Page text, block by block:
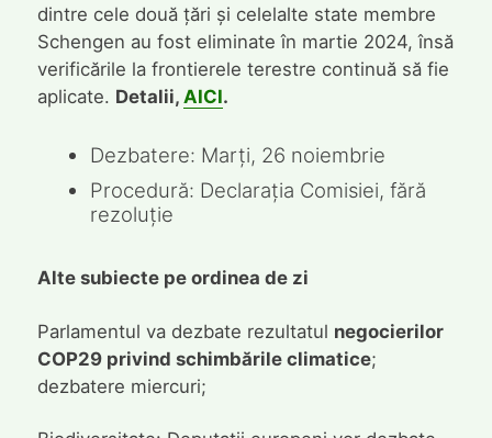
dintre cele două țări și celelalte state membre
Schengen au fost eliminate în martie 2024, însă
verificările la frontierele terestre continuă să fie
aplicate. Detalii, AICI.
Dezbatere: Marți, 26 noiembrie
Procedură: Declarația Comisiei, fără
rezoluție
Alte subiecte pe ordinea de zi
Parlamentul va dezbate rezultatul negocierilor
COP29 privind schimbările climatice;
dezbatere miercuri;